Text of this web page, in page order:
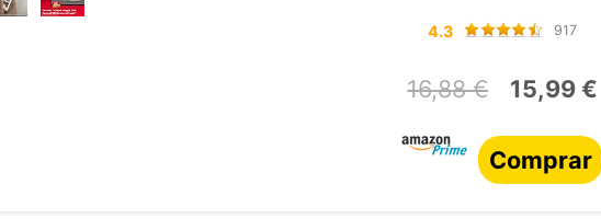
4.3 917
16,88 € 15,99 €
Comprar